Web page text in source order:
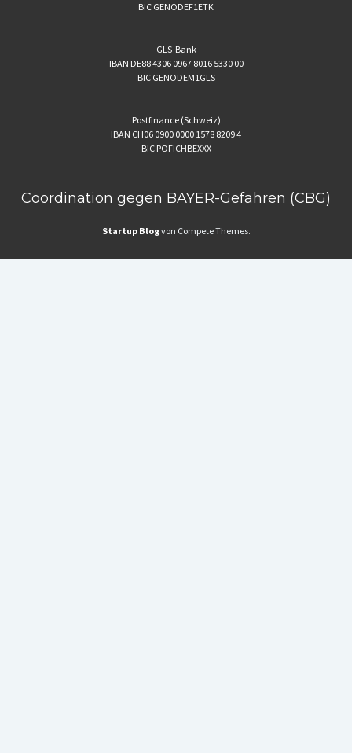
BIC GENODEF1ETK
GLS-Bank
IBAN DE88 4306 0967 8016 5330 00
BIC GENODEM1GLS
Postfinance (Schweiz)
IBAN CH06 0900 0000 1578 8209 4
BIC POFICHBEXXX
Coordination gegen BAYER-Gefahren (CBG)
Startup Blogvon Compete Themes.